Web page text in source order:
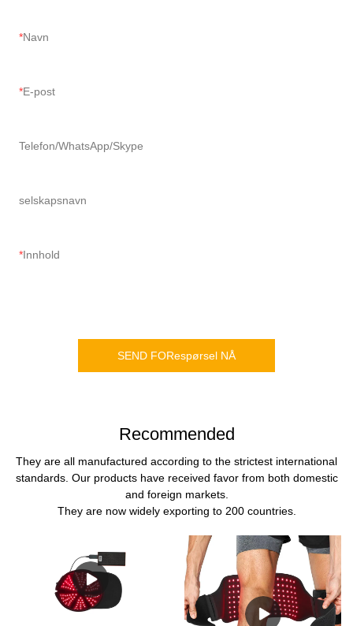
Navn
E-post
Telefon/WhatsApp/Skype
selskapsnavn
Innhold
SEND FORespørsel NÅ
Recommended
They are all manufactured according to the strictest international
standards. Our products have received favor from both domestic
and foreign markets.
They are now widely exporting to 200 countries.